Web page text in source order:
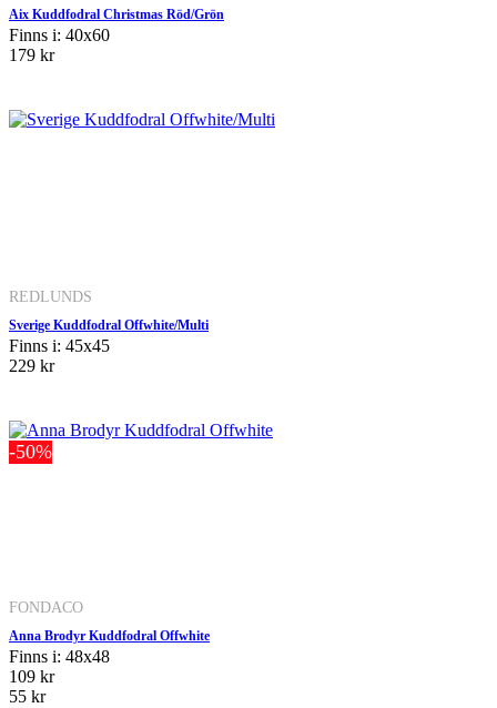
Aix Kuddfodral Christmas Röd/Grön
Finns i: 40x60
179 kr
REDLUNDS
Sverige Kuddfodral Offwhite/Multi
Finns i: 45x45
229 kr
-50%
FONDACO
Anna Brodyr Kuddfodral Offwhite
Finns i: 48x48
109 kr
55 kr